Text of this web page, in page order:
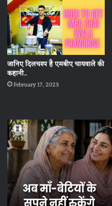
जानिए दिलचस्प है एमबीए चायवाले की
कहानी..
February 17, 2023